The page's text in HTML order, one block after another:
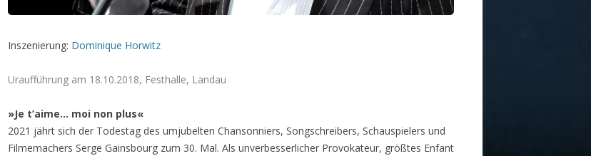
Inszenierung: Dominique Horwitz
Uraufführung am 18.10.2018, Festhalle, Landau
»Je t’aime… moi non plus«
2021 jährt sich der Todestag des umjubelten Chansonniers, Songschreibers, Schauspielers und
Filmemachers Serge Gainsbourg zum 30. Mal. Als unverbesserlicher Provokateur, größtes Enfant